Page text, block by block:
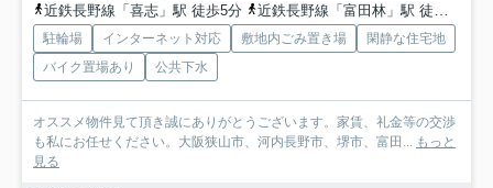
近鉄長野線「喜志」駅 徒歩5分
近鉄長野線「富田林」駅 徒歩34分
駐輪場 インターネット対応 敷地内ごみ置き場
閑静な住宅地
バイク置場あり
公共下水
オススメ物件見て頂き誠にありがとうございます。家賃、礼金等の交渉
も私にお任せください。大阪狭山市、河内長野市、堺市、富田...
もっと
見る